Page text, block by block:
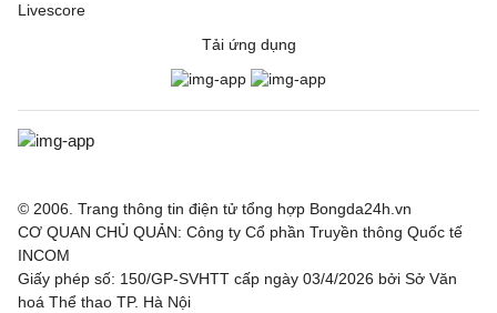
Livescore
Tải ứng dụng
© 2006. Trang thông tin điện tử tổng hợp Bongda24h.vn
CƠ QUAN CHỦ QUẢN: Công ty Cổ phần Truyền thông Quốc tế
INCOM
Giấy phép số: 150/GP-SVHTT cấp ngày 03/4/2026 bởi Sở Văn
hoá Thể thao TP. Hà Nội